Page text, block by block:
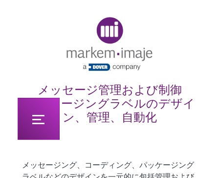
メッセージ管理および制御
パッケージングラベルのデザイ
ン、管理、自動化
メッセージング、コーディング、パッケージング